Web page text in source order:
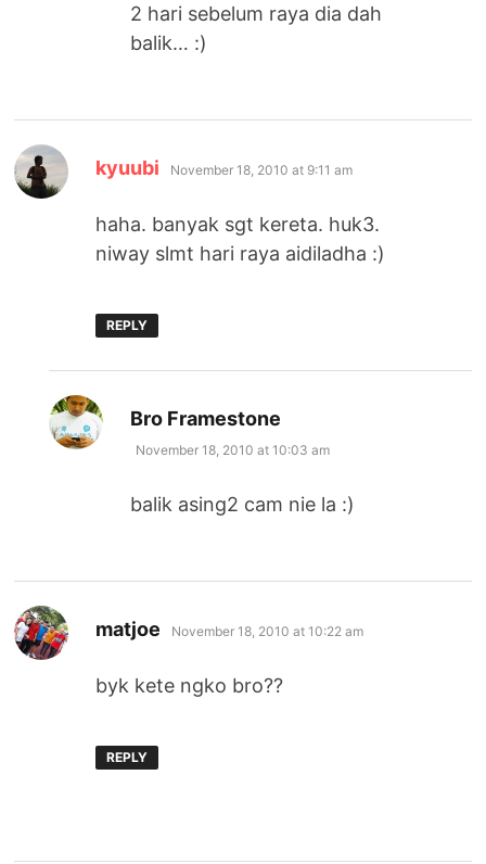
2 hari sebelum raya dia dah
balik… :)
kyuubi says:
November 18, 2010 at 9:11 am
haha. banyak sgt kereta. huk3.
niway slmt hari raya aidiladha :)
REPLY
Bro Framestone
November 18, 2010 at 10:03 am
balik asing2 cam nie la :)
matjoe says:
November 18, 2010 at 10:22 am
byk kete ngko bro??
REPLY